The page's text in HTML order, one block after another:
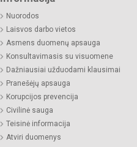
Nuorodos
Laisvos darbo vietos
Asmens duomenų apsauga
Konsultavimasis su visuomene
Dažniausiai užduodami klausimai
Pranešėjų apsauga
Korupcijos prevencija
Civilinė sauga
Teisinė informacija
Atviri duomenys